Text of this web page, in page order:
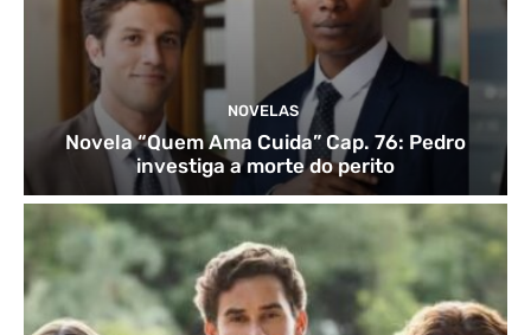
NOVELAS
Novela “Quem Ama Cuida” Cap. 76: Pedro
investiga a morte do perito